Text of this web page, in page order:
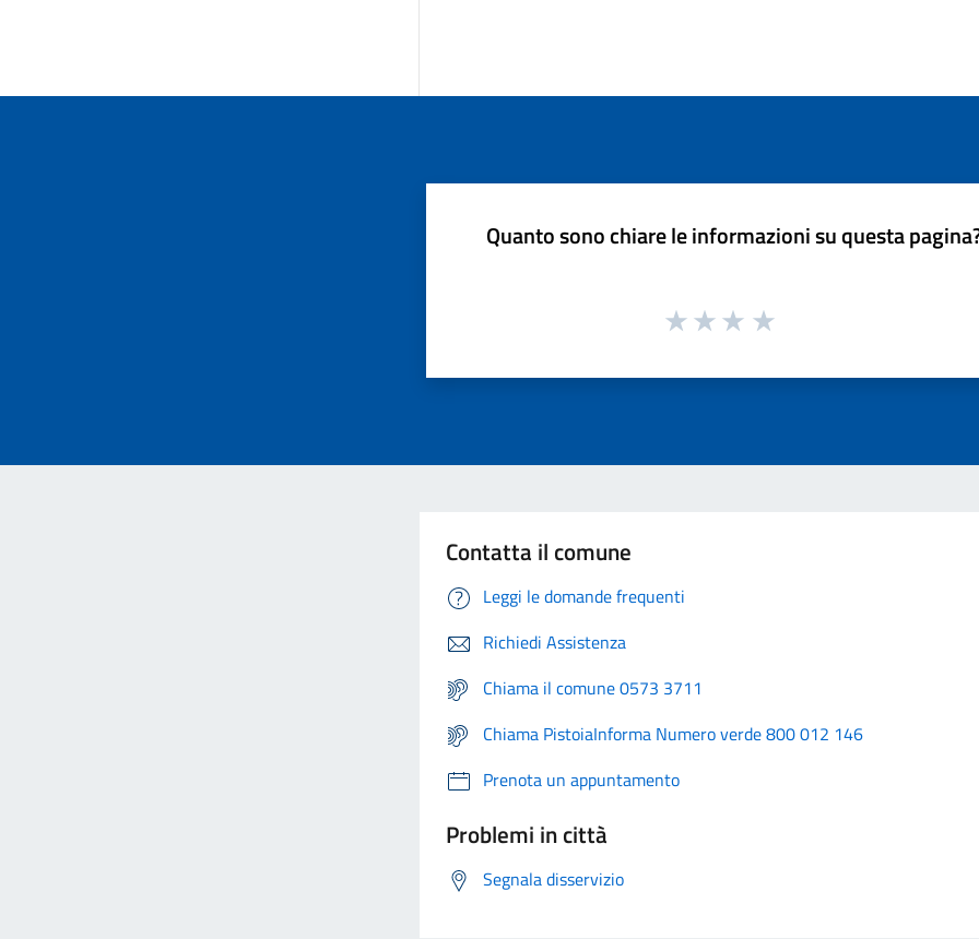
Quanto sono chiare le informazioni su questa
Contatta il comune
Leggi le domande frequenti
Richiedi Assistenza
Chiama il comune 0573 3711
Chiama PistoiaInforma Numero verde 800 012 146
Prenota un appuntamento
Problemi in città
Segnala disservizio